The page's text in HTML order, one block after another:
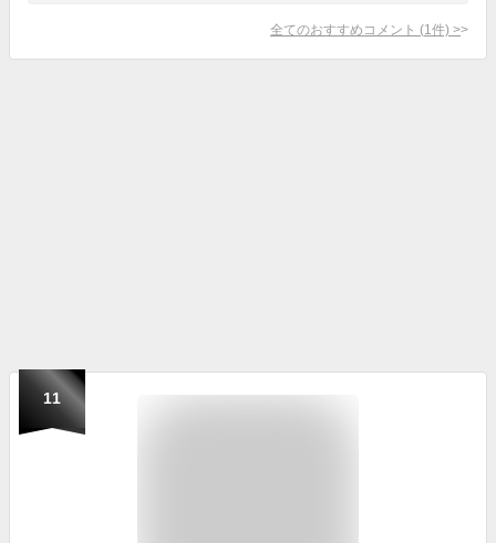
全てのおすすめコメント (1 件) >
11